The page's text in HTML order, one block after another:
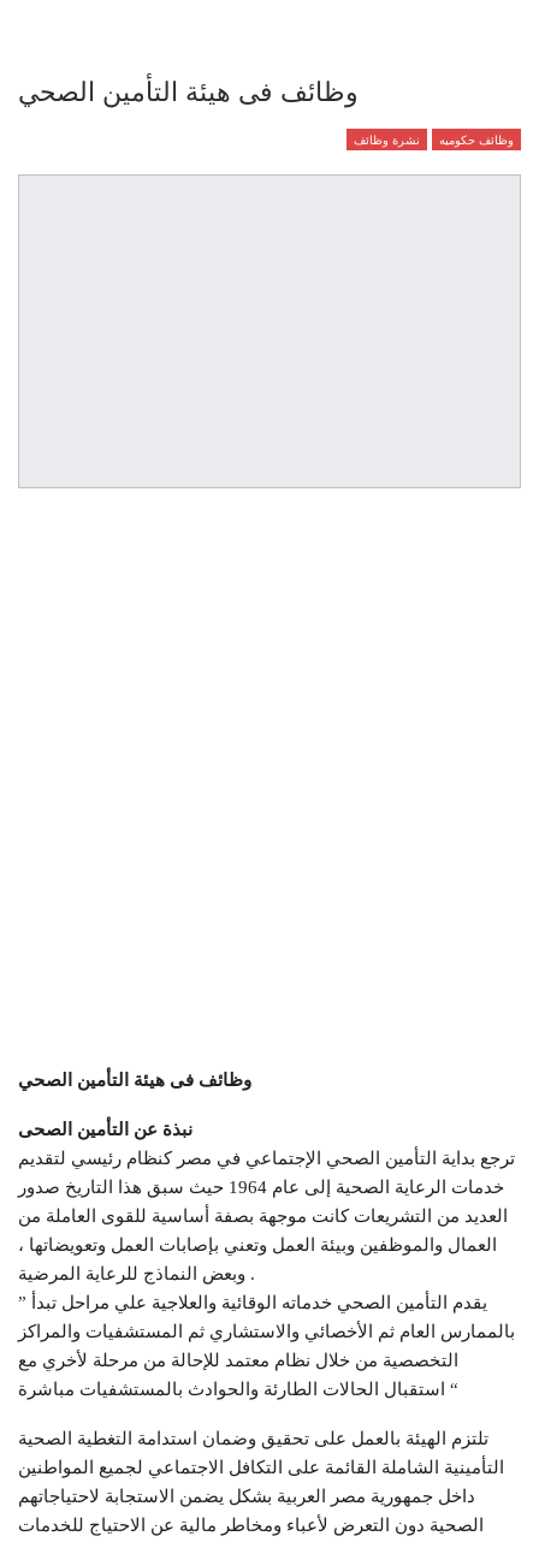
وظائف فى هيئة التأمين الصحي
نشرة وظائف وظائف حكوميه
وظائف فى هيئة التأمين الصحي
نبذة عن التأمين الصحى
ترجع بداية التأمين الصحي الإجتماعي في مصر كنظام رئيسي لتقديم
خدمات الرعاية الصحية إلى عام 1964 حيث سبق هذا التاريخ صدور
العديد من التشريعات كانت موجهة بصفة أساسية للقوى العاملة من
العمال والموظفين وبيئة العمل وتعني بإصابات العمل وتعويضاتها ،
وبعض النماذج للرعاية المرضية .
” يقدم التأمين الصحي خدماته الوقائية والعلاجية علي مراحل تبدأ
بالممارس العام ثم الأخصائي والاستشاري ثم المستشفيات والمراكز
التخصصية من خلال نظام معتمد للإحالة من مرحلة لأخري مع
استقبال الحالات الطارئة والحوادث بالمستشفيات مباشرة “
تلتزم الهيئة بالعمل على تحقيق وضمان استدامة التغطية الصحية
التأمينية الشاملة القائمة على التكافل الاجتماعي لجميع المواطنين
داخل جمهورية مصر العربية بشكل يضمن الاستجابة لاحتياجاتهم
الصحية دون التعرض لأعباء ومخاطر مالية عن الاحتياج للخدمات